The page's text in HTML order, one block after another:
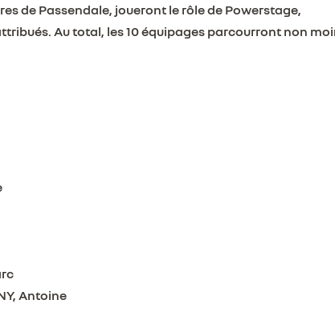
de Passendale, joueront le rôle de Powerstage,
Au total, les 10 équipages parcourront non
Antoine